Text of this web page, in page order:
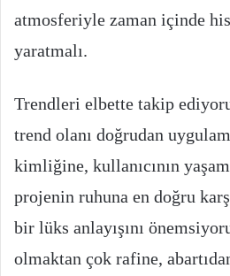
atmosferiyle zaman içinde
yaratmalı.
Trendleri elbette takip
trend olanı doğrudan
kimliğine, kullanıcının
projenin ruhuna en doğru
bir lüks anlayışını
olmaktan çok rafine,